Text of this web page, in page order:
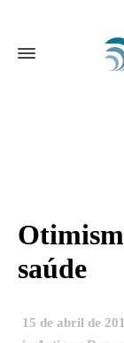
saúde
15 de abril de